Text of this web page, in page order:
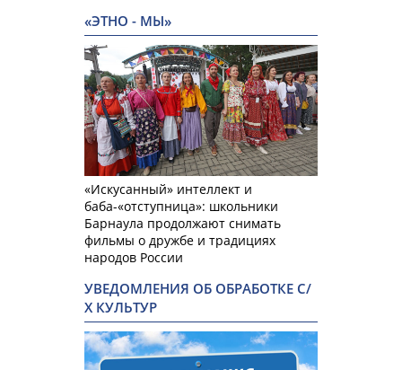
«ЭТНО - МЫ»
«Искусанный» интеллект и
баба-«отступница»: школьники
Барнаула продолжают снимать
фильмы о дружбе и традициях
народов России
УВЕДОМЛЕНИЯ ОБ ОБРАБОТКЕ С/
Х КУЛЬТУР